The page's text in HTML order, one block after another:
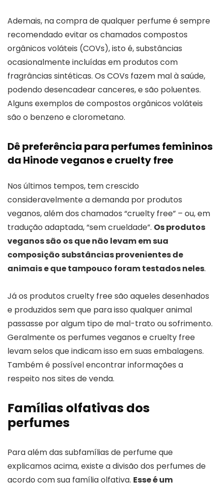
Ademais, na compra de qualquer perfume é sempre
recomendado evitar os chamados compostos
orgânicos voláteis (COVs), isto é, substâncias
ocasionalmente incluídas em produtos com
fragrâncias sintéticas. Os COVs fazem mal à saúde,
podendo desencadear canceres, e são poluentes.
Alguns exemplos de compostos orgânicos voláteis
são o benzeno e clorometano.
Dê preferência para perfumes femininos
da Hinode veganos e cruelty free
Nos últimos tempos, tem crescido
consideravelmente a demanda por produtos
veganos, além dos chamados “cruelty free” – ou, em
tradução adaptada, “sem crueldade”. Os produtos
veganos são os que não levam em sua
composição substâncias provenientes de
animais e que tampouco foram testados neles.
Já os produtos cruelty free são aqueles desenhados
e produzidos sem que para isso qualquer animal
passasse por algum tipo de mal-trato ou sofrimento.
Geralmente os perfumes veganos e cruelty free
levam selos que indicam isso em suas embalagens.
Também é possível encontrar informações a
respeito nos sites de venda.
Famílias olfativas dos
perfumes
Para além das subfamílias de perfume que
explicamos acima, existe a divisão dos perfumes de
acordo com sua família olfativa. Esse é um